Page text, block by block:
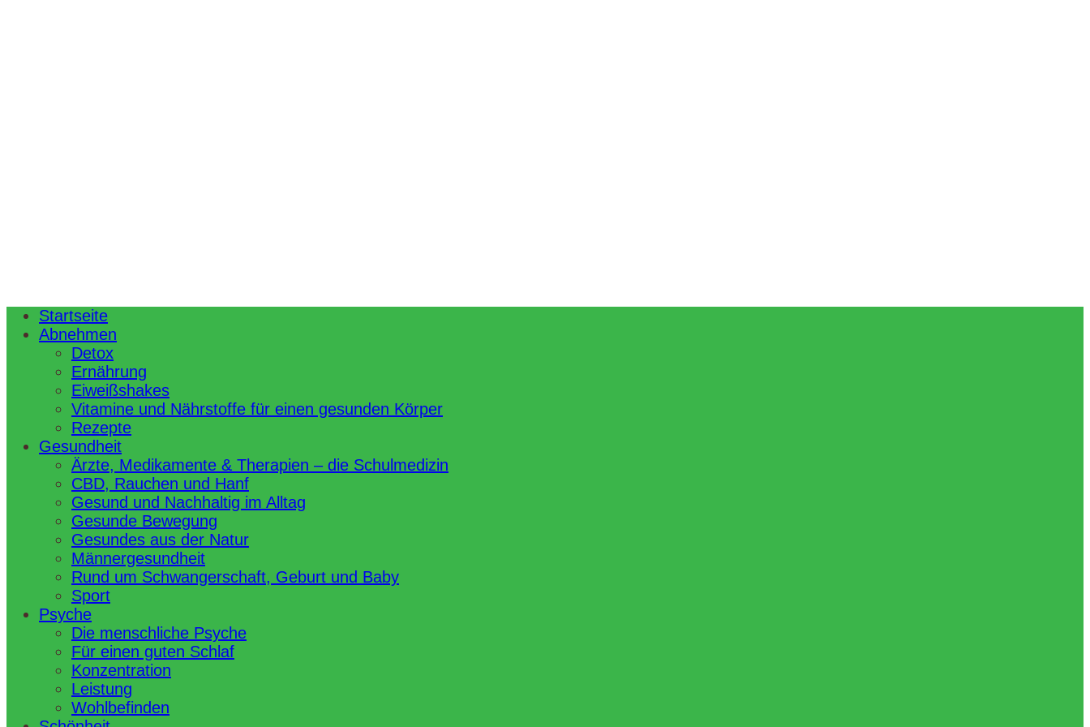
Startseite
Abnehmen
Detox
Ernährung
Eiweißshakes
Vitamine und Nährstoffe für einen gesunden Körper
Rezepte
Gesundheit
Ärzte, Medikamente & Therapien – die Schulmedizin
CBD, Rauchen und Hanf
Gesund und Nachhaltig im Alltag
Gesunde Bewegung
Gesundes aus der Natur
Männergesundheit
Rund um Schwangerschaft, Geburt und Baby
Sport
Psyche
Die menschliche Psyche
Für einen guten Schlaf
Konzentration
Leistung
Wohlbefinden